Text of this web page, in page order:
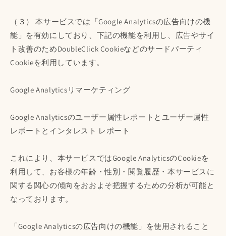
（３） 本サービスでは「Google Analyticsの広告向けの機
能」を有効にしており、下記の機能を利用し、広告やサイ
ト改善のためDoubleClick Cookieなどのサードパーティ
Cookieを利用しています。
Google Analyticsリマーケティング
Google Analyticsのユーザー属性レポートとユーザー属性
レポートとインタレスト レポート
これにより、本サービスではGoogle AnalyticsのCookieを
利用して、お客様の年齢・性別・閲覧履歴・本サービスに
関する関心の傾向をおおよそ把握するための分析が可能と
なっております。
「Google Analyticsの広告向けの機能」を使用されること